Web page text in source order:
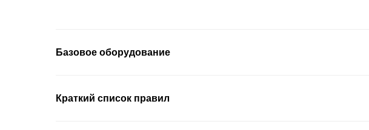
Базовое оборудование
Краткий список правил